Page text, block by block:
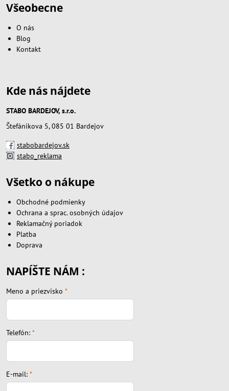
Všeobecne
O nás
Blog
Kontakt
Kde nás nájdete
STABO BARDEJOV, s.r.o.
Štefánikova 5, 085 01 Bardejov
stabobardejov.sk
stabo_reklama
Všetko o nákupe
Obchodné podmienky
Ochrana a sprac. osobných údajov
Reklamačný poriadok
Platba
Doprava
NAPÍŠTE NÁM :
Meno a priezvisko *
Telefón: *
E-mail: *